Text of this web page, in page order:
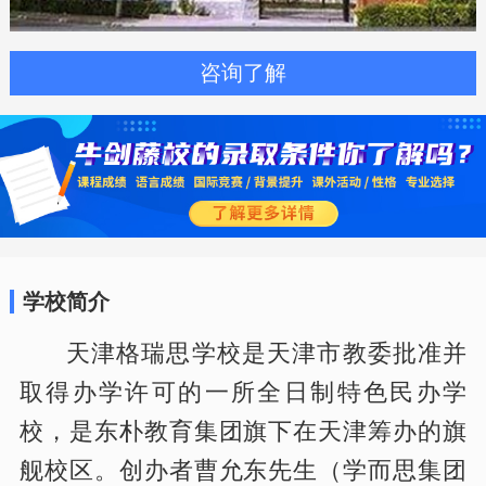
咨询了解
学校简介
天津格瑞思学校是天津市教委批准并
取得办学许可的一所全日制特色民办学
校，是东朴教育集团旗下在天津筹办的旗
舰校区。创办者曹允东先生（学而思集团